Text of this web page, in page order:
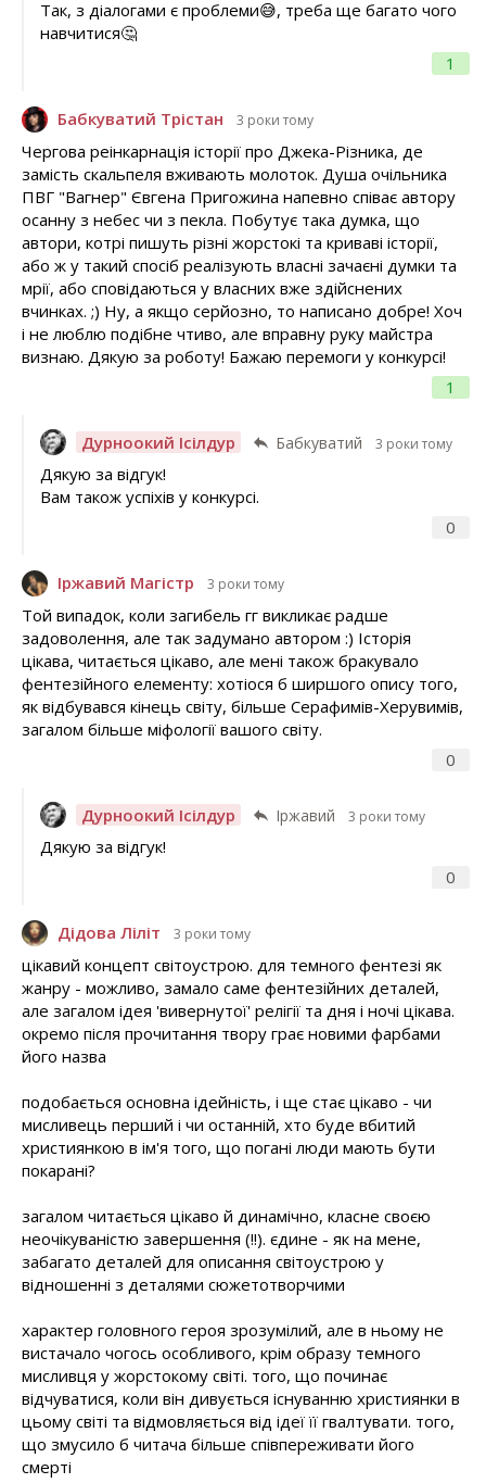
1
Так, з діалогами є проблеми😅, треба ще багато чого
навчитися🤔
Бабкуватий Трістан 3 роки тому
1
Чергова реінкарнація історії про Джека-Різника, де
замість скальпеля вживають молоток. Душа очільника
ПВГ "Вагнер" Євгена Пригожина напевно співає автору
осанну з небес чи з пекла. Побутує така думка, що
автори, котрі пишуть різні жорстокі та криваві історії,
або ж у такий спосіб реалізують власні зачаєні думки та
мрії, або сповідаються у власних вже здійснених
вчинках. ;) Ну, а якщо серйозно, то написано добре! Хоч
і не люблю подібне чтиво, але вправну руку майстра
визнаю. Дякую за роботу! Бажаю перемоги у конкурсі!
Дурноокий Ісілдур Бабкуватий 3 роки тому
0
Дякую за відгук!
Вам також успіхів у конкурсі.
Іржавий Магістр 3 роки тому
0
Той випадок, коли загибель гг викликає радше
задоволення, але так задумано автором :) Історія
цікава, читається цікаво, але мені також бракувало
фентезійного елементу: хотіося б ширшого опису того,
як відбувався кінець світу, більше Серафимів-Херувимів,
загалом більше міфології вашого світу.
Дурноокий Ісілдур Іржавий 3 роки тому
0
Дякую за відгук!
Дідова Ліліт 3 роки тому
цікавий концепт світоустрою. для темного фентезі як
жанру - можливо, замало саме фентезійних деталей,
але загалом ідея 'вивернутої' релігії та дня і ночі цікава.
окремо після прочитання твору грає новими фарбами
його назва
подобається основна ідейність, і ще стає цікаво - чи
мисливець перший і чи останній, хто буде вбитий
християнкою в ім'я того, що погані люди мають бути
покарані?
загалом читається цікаво й динамічно, класне своєю
неочікуваністю завершення (!!). єдине - як на мене,
забагато деталей для описання світоустрою у
відношенні з деталями сюжетотворчими
характер головного героя зрозумілий, але в ньому не
вистачало чогось особливого, крім образу темного
мисливця у жорстокому світі. того, що починає
відчуватися, коли він дивується існуванню християнки в
цьому світі та відмовляється від ідеї її гвалтувати. того,
що змусило б читача більше співпереживати його
смерті